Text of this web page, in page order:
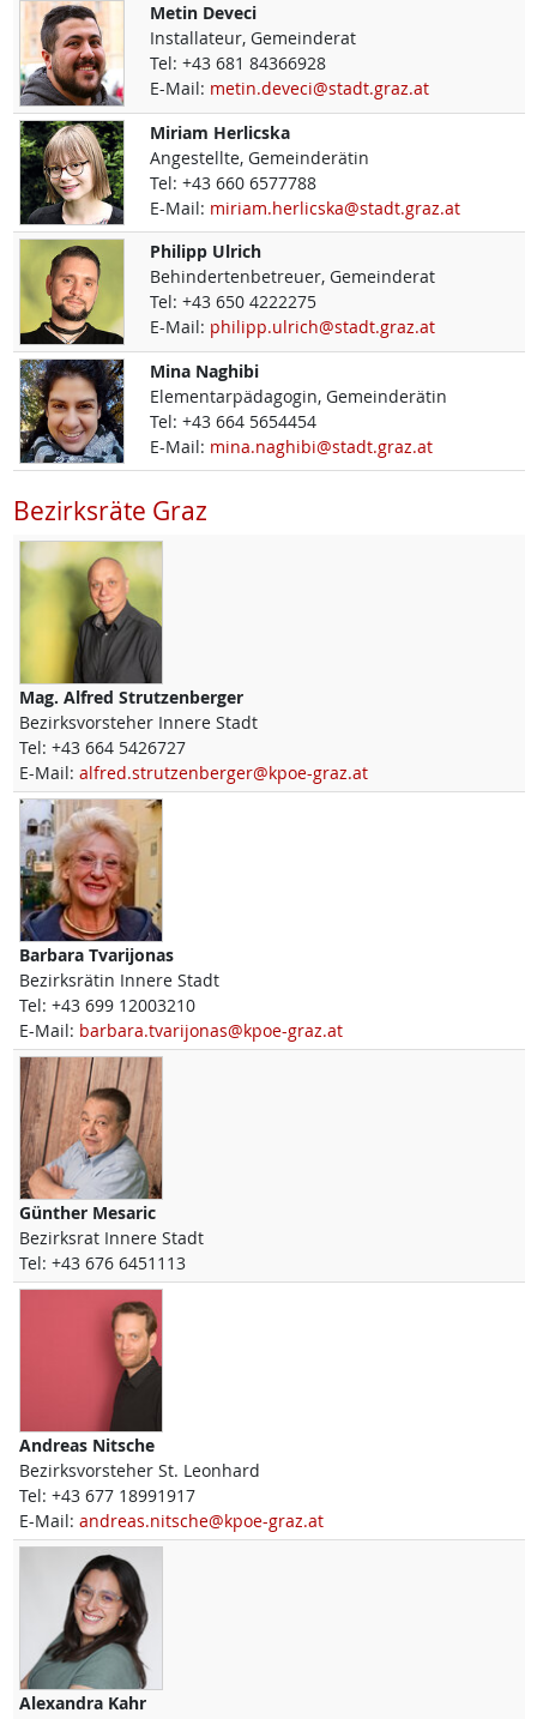
Metin Deveci
Installateur, Gemeinderat
Tel: +43 681 84366928
E-Mail: metin.deveci@stadt.graz.at
Miriam Herlicska
Angestellte, Gemeinderätin
Tel: +43 660 6577788
E-Mail: miriam.herlicska@stadt.graz.at
Philipp Ulrich
Behindertenbetreuer, Gemeinderat
Tel: +43 650 4222275
E-Mail: philipp.ulrich@stadt.graz.at
Mina Naghibi
Elementarpädagogin, Gemeinderätin
Tel: +43 664 5654454
E-Mail: mina.naghibi@stadt.graz.at
Bezirksräte Graz
Mag. Alfred Strutzenberger
Bezirksvorsteher Innere Stadt
Tel: +43 664 5426727
E-Mail: alfred.strutzenberger@kpoe-graz.at
Barbara Tvarijonas
Bezirksrätin Innere Stadt
Tel: +43 699 12003210
E-Mail: barbara.tvarijonas@kpoe-graz.at
Günther Mesaric
Bezirksrat Innere Stadt
Tel: +43 676 6451113
Andreas Nitsche
Bezirksvorsteher St. Leonhard
Tel: +43 677 18991917
E-Mail: andreas.nitsche@kpoe-graz.at
Alexandra Kahr